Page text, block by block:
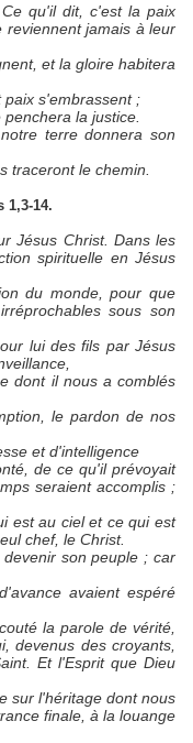
qu'il dit, c'est la paix
jamais à leur
et la gloire habitera
s'embrassent ;
la justice.
terre donnera son
traceront le chemin.
1,3-14.
Jésus Christ. Dans les
spirituelle en Jésus
du monde, pour que
sous son
lui des fils par Jésus
dont il nous a comblés
le pardon de nos
et d'intelligence
de ce qu'il prévoyait
seraient accomplis ;
est au ciel et ce qui est
chef, le Christ.
son peuple ; car
avaient espéré
la parole de vérité,
devenus des croyants,
Et l'Esprit que Dieu
sur l'héritage dont nous
finale, à la louange